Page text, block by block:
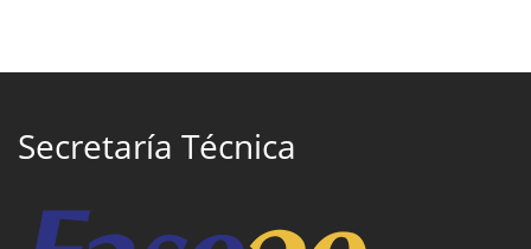
Secretaría Técnica